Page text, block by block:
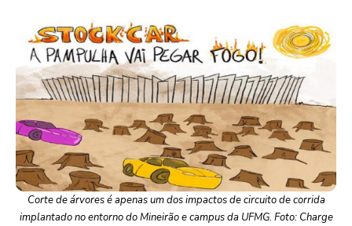
Corte de árvores é apenas um dos impactos de circuito de corrida
implantado no entorno do Mineirão e campus da UFMG. Foto: Charge